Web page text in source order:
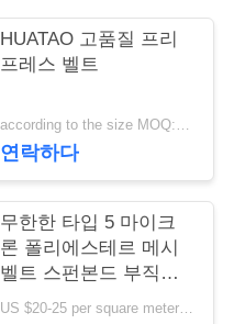
HUATAO 고품질 프리
프레스 벨트
according to the size MOQ:12 PC
연락하다
무한한 타입 5 마이크
론 폴리에스테르 메시
벨트 스펀본드 부직포
형성
US $20-25 per square meter MOQ:50 평방미터